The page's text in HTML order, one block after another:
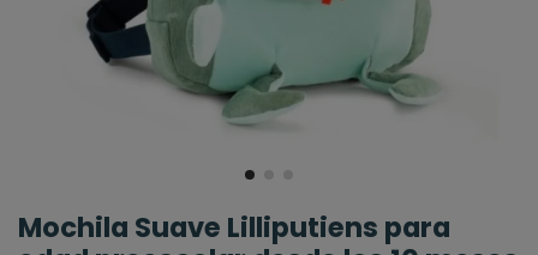
Mochila Suave Lilliputiens para